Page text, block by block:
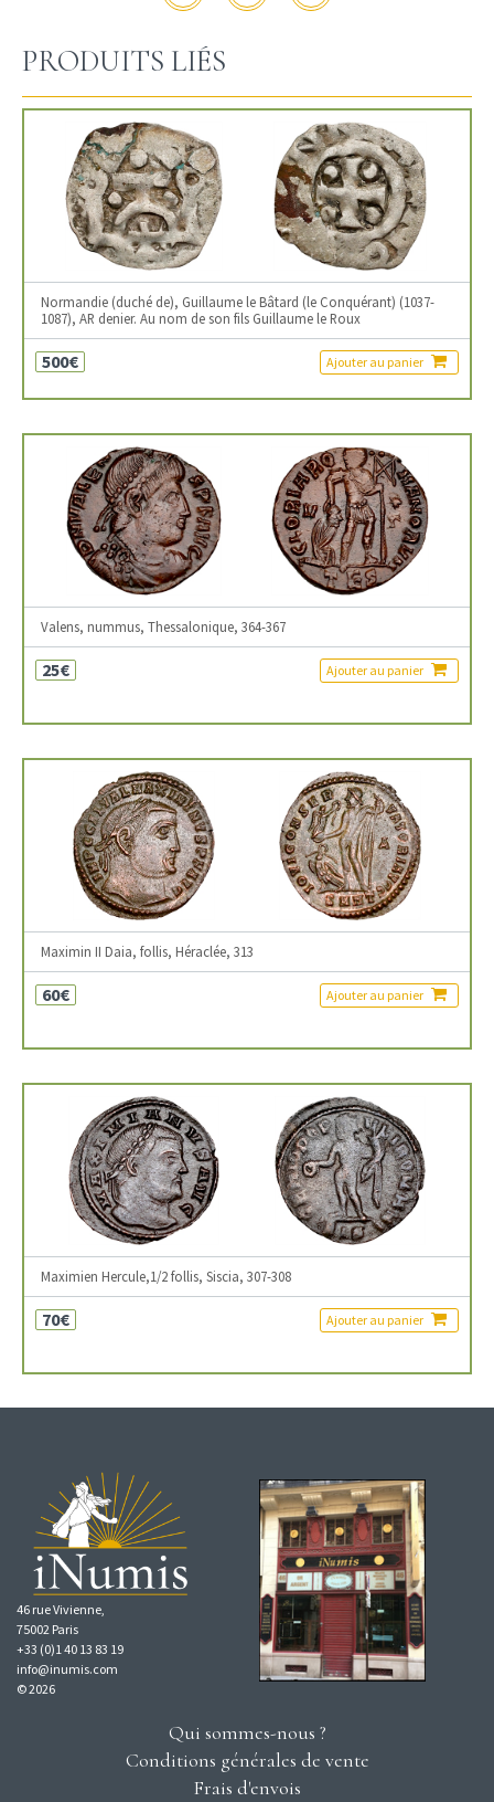
PRODUITS LIÉS
Normandie (duché de), Guillaume le Bâtard (le Conquérant) (1037-
1087), AR denier. Au nom de son fils Guillaume le Roux
500€ Ajouter au panier
Valens, nummus, Thessalonique, 364-367
25€ Ajouter au panier
Maximin II Daia, follis, Héraclée, 313
60€ Ajouter au panier
Maximien Hercule,1/2 follis, Siscia, 307-308
70€ Ajouter au panier
46 rue Vivienne,
75002 Paris
+33 (0)1 40 13 83 19
info@inumis.com
© 2026
Qui sommes-nous ?
Conditions générales de vente
Frais d'envois